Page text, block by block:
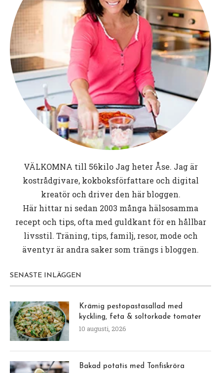
VÄLKOMNA till 56kiloJag heter Åse. Jag är
kostrådgivare, kokboksförfattare och digital
kreatör och driver den här bloggen.
Här hittar ni sedan 2003 många hälsosamma
recept och tips, ofta med guldkant för en hållbar
livsstil. Träning, tips, familj, resor, mode och
äventyr är andra saker som trängs i bloggen.
SENASTE INLÄGGEN
Krämig pestopastasallad med
kyckling, feta & soltorkade tomater
10 augusti, 2026
Bakad potatis med Tonfiskröra